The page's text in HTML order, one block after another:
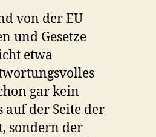
von der EU
und Gesetze
etwa
gar kein
auf der Seite der
sondern der